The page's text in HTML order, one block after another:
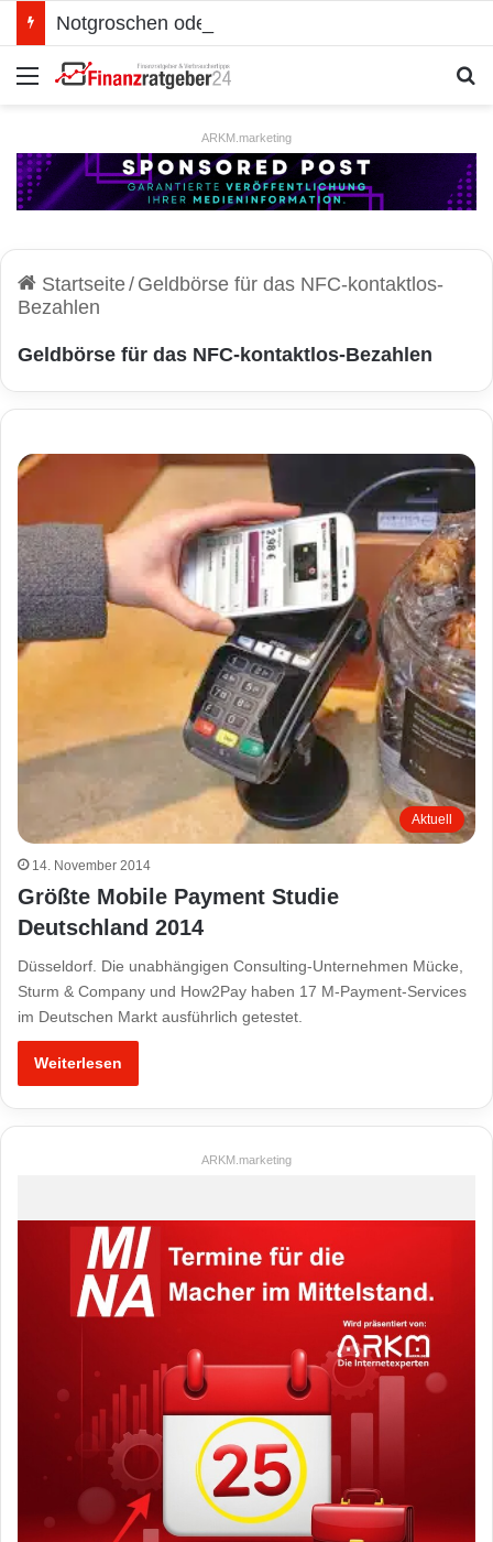
Menü
ARKM.marketing
Startseite/ Geldbörse für das NFC-kontaktlos-
Bezahlen
Geldbörse für das NFC-kontaktlos-Bezahlen
Aktuell
14. November 2014
Größte Mobile Payment Studie
Deutschland 2014
Düsseldorf. Die unabhängigen Consulting-Unternehmen Mücke,
Sturm & Company und How2Pay haben 17 M-Payment-Services
im Deutschen Markt ausführlich getestet.
Weiterlesen
ARKM.marketing